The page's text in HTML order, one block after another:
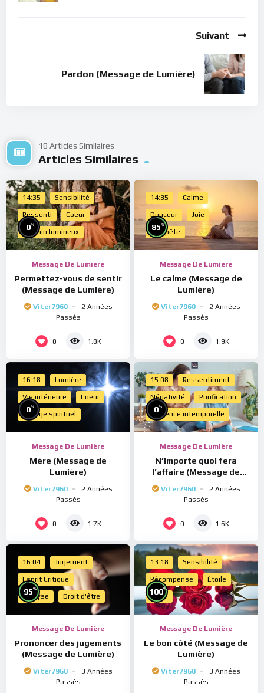
Suivant
Pardon (Message de Lumière)
18 Articles Similaires
Articles Similaires
14:35 Sensibilité
Ressenti Coeur
Chemin lumineux
0%
Message De Lumière
Permettez-vous de sentir
(Message de Lumière)
Viter7960
2 Années
Passés
0 1.8K
14:35 Calme
Douceur Joie
Tempête
85%
Message De Lumière
Le calme (Message de
Lumière)
Viter7960
2 Années
Passés
0 1.9K
16:18 Lumière
Vie intérieure Coeur
Voyage spirituel
0%
Message De Lumière
Mère (Message de
Lumière)
Viter7960
2 Années
Passés
0 1.7K
15:08 Ressentiment
Négativité Purification
Présence intemporelle
0%
Message De Lumière
N’importe quoi fera
l’affaire (Message de
Viter7960
2 Années
Passés
0 1.6K
16:04 Jugement
Esprit Critique
Analyse Droit d'être
95%
Message De Lumière
Prononcer des jugements
(Message de Lumière)
Viter7960
3 Années
Passés
13:18 Sensibilité
Récompense Étoile
Merci
100%
Message De Lumière
Le bon côté (Message de
Lumière)
Viter7960
3 Années
Passés